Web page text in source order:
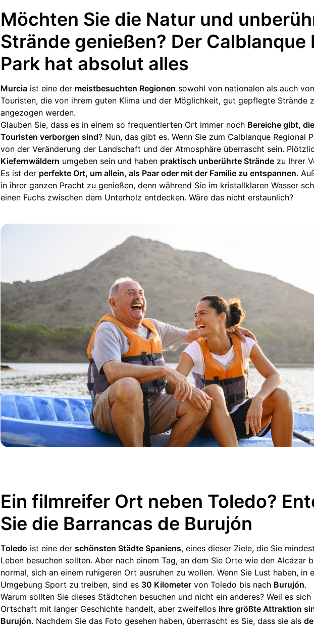
Möchten Sie die Natur und
Strände genießen? Der Calblanque
Park hat absolut alles
Murcia ist eine der meistbesuchten Regionen sowohl von nationalen als auch
Touristen, die von ihrem guten Klima und der Möglichkeit, gut gepflegte Strände
angezogen werden.
Glauben Sie, dass es in einem so frequentierten Ort immer noch Bereiche gibt,
Touristen verborgen sind? Nun, das gibt es. Wenn Sie zum Calblanque Regional
von der Veränderung der Landschaft und der Atmosphäre überrascht sein.
Kiefernwäldern umgeben sein und haben praktisch unberührte Strände zu Ihrer
Es ist der perfekte Ort, um allein, als Paar oder mit der Familie zu entspannen.
in ihrer ganzen Pracht zu genießen, denn während Sie im kristallklaren Wasser
einen Fuchs zwischen dem Unterholz entdecken. Wäre das nicht erstaunlich?
Ein filmreifer Ort neben Toledo?
Sie die Barrancas de Burujón
Toledo ist eine der schönsten Städte Spaniens, eines dieser Ziele, die Sie
Leben besuchen sollten. Aber nach einem Tag, an dem Sie Orte wie den Alcázar
normal, sich an einem ruhigeren Ort ausruhen zu wollen. Wenn Sie Lust haben, in
Umgebung Sport zu treiben, sind es 30 Kilometer von Toledo bis nach Burujón.
Warum sollten Sie dieses Städtchen besuchen und nicht ein anderes? Weil es
Ortschaft mit langer Geschichte handelt, aber zweifellos ihre größte Attraktion
Burujón. Nachdem Sie das Foto gesehen haben, überrascht es Sie, dass sie als